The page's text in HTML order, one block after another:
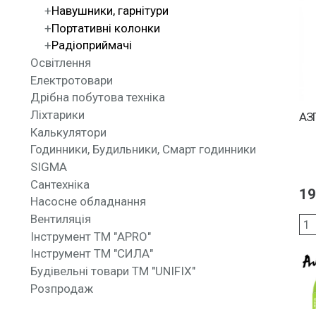
Навушники, гарнітури
Портативні колонки
Радіоприймачі
Освітлення
Електротовари
Дрібна побутова техніка
Ліхтарики
Калькулятори
Годинники, Будильники, Смарт годинники
SIGMA
Сантехніка
Насосне обладнання
Вентиляція
Інструмент ТМ "APRO"
Інструмент ТМ "СИЛА"
Будівельні товари ТМ "UNIFIX"
Розпродаж